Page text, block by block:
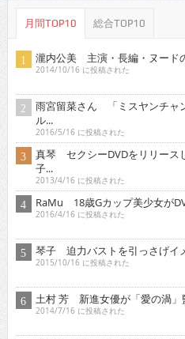
月間TOP10 総合TOP10
瀧内公美 主演・長編・ヌード
2014/10/16 に投稿された
雨宮留菜さん 「ミスヤンチャ
ル...
2016/5/16 に投稿された
真琴 セクシーDVDをリリース
子...
2013/4/16 に投稿された
RaMu 18歳Gカップ美少女が
2016/4/16 に投稿された
琴子 迫力バストを引っさげイ
2015/10/16 に投稿された
土村 芳 新進女優が「愛の渦」
2014/7/16 に投稿された